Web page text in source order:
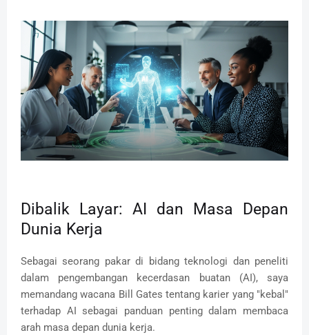
Dibalik Layar: AI dan Masa Depan
Dunia Kerja
Sebagai seorang pakar di bidang teknologi dan peneliti
dalam pengembangan kecerdasan buatan (AI), saya
memandang wacana Bill Gates tentang karier yang "kebal"
terhadap AI sebagai panduan penting dalam membaca
arah masa depan dunia kerja.